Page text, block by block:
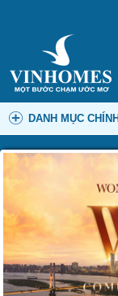
DANH MỤC CHÍNH